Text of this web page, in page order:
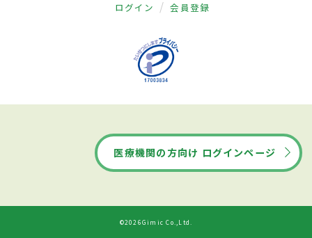
ログイン 会員登録
医療機関の方向け ログインページ
©2026Gimic Co.,Ltd.